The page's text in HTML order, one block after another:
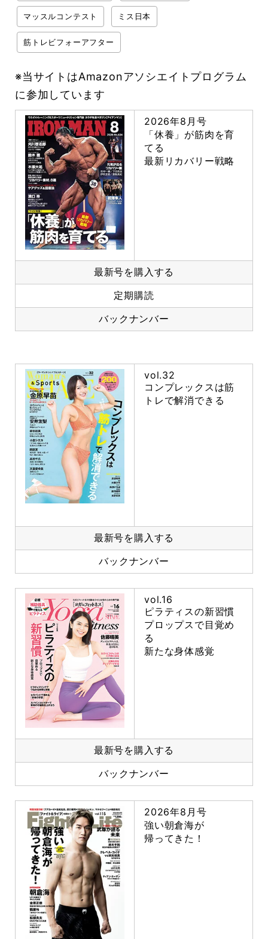
マッスルコンテスト ミス日本
筋トレビフォーアフター
※当サイトはAmazonアソシエイトプログラム
に参加しています
2026年8月号
「休養」が筋肉を育
てる
最新リカバリー戦略
最新号を購入する
定期購読
バックナンバー
vol.32
コンプレックスは筋
トレで解消できる
最新号を購入する
バックナンバー
vol.16
ピラティスの新習慣
プロップスで目覚め
る
新たな身体感覚
最新号を購入する
バックナンバー
2026年8月号
強い朝倉海が
帰ってきた！